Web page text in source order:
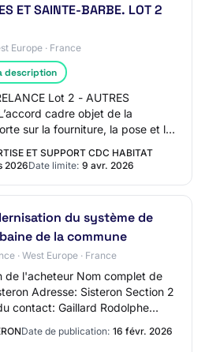
ET SAINTE-BARBE. LOT 2
Europe · France
description
Lot 2 - AUTRES
cadre objet de la
sur la fourniture, la pose et la
ET SUPPORT CDC HABITAT
2026Date limite: 9 avr. 2026
du système de
de la commune
· West Europe · France
de l'acheteur Nom complet de
Adresse: Sisteron Section 2
contact: Gaillard Rodolphe
Date de publication: 16 févr. 2026